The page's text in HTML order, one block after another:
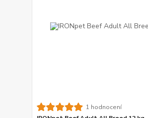
1 hodnocení